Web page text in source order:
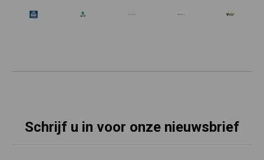
Schrijf u in voor onze nieuwsbrief